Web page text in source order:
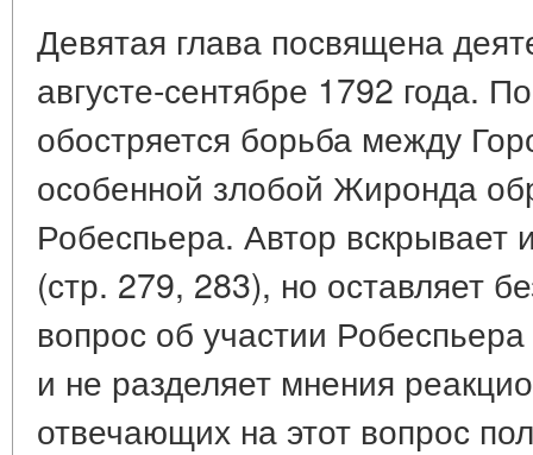
Девятая глава посвящена
августе-сентябре 1792 года.
обостряется борьба между
особенной злобой Жиронда
Робеспьера. Автор вскрывает
(стр. 279, 283), но оставляет
вопрос об участии
и не разделяет мнения
отвечающих на этот вопрос